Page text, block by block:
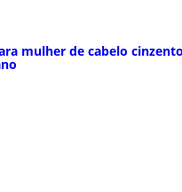
mulher de cabelo